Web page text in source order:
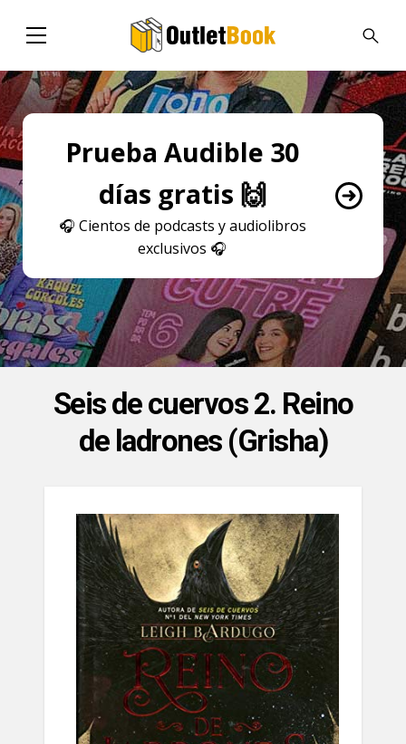
Prueba Audible 30
días gratis 🙌
🎧 Cientos de podcasts y audiolibros
exclusivos 🎧
Seis de cuervos 2. Reino
de ladrones (Grisha)